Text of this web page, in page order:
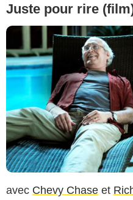
Juste pour rire
avec Chevy Chase et